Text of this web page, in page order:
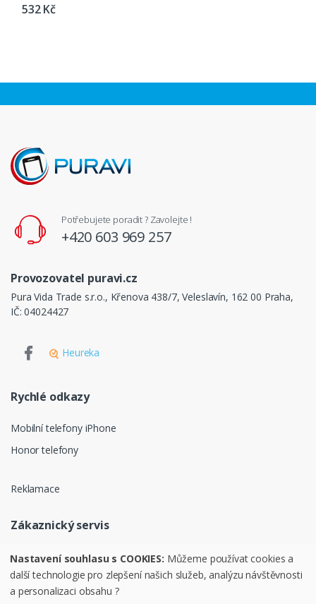
532 Kč
Potřebujete poradit ? Zavolejte !
+420 603 969 257
Provozovatel puravi.cz
Pura Vida Trade s.r.o., Křenova 438/7, Veleslavín, 162 00 Praha,
IČ: 04024427
Heureka
Rychlé odkazy
Mobilní telefony iPhone
Honor telefony
Reklamace
Zákaznický servis
Ochrana osobních údajů
Obchodní podmínky
Nastavení souhlasu s COOKIES: Můžeme používat cookies a
další technologie pro zlepšení našich služeb, analýzu návštěvnosti
a personalizaci obsahu ?